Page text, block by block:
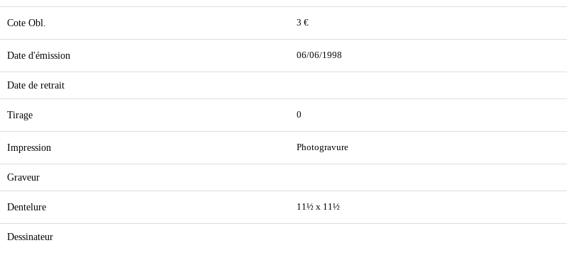
Cote Obl. 3 €
Date d'émission 06/06/1998
Date de retrait
Tirage 0
Impression Photogravure
Graveur
Dentelure 11½ x 11½
Dessinateur